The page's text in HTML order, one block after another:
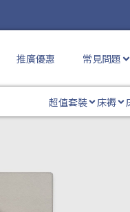
推廣優惠 常見問題
超值套裝 床褥